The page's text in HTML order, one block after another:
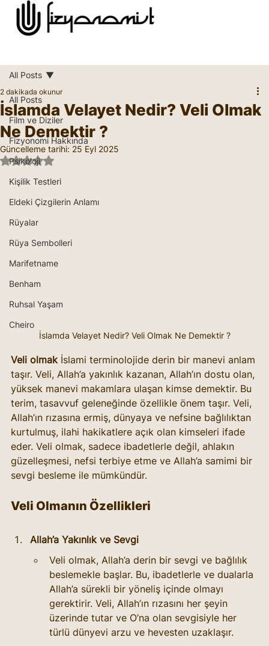
All Posts
Film ve Diziler
Fizyonomi Hakkında
Psikoloji
Kişilik Testleri
Eldeki Çizgilerin Anlamı
Rüyalar
Rüya Sembolleri
Marifetname
Benham
Ruhsal Yaşam
Cheiro
All Posts
İslamda Velayet Nedir? Veli Olmak
Ne Demektir ?
2 dakikada okunur
Güncelleme tarihi: 25 Eyl 2025
5 üzerinden NaN yıldız
İslamda Velayet Nedir? Veli Olmak Ne Demektir ?
Veli olmak İslami terminolojide derin bir manevi anlam
taşır. Veli, Allah’a yakınlık kazanan, Allah’ın dostu olan,
yüksek manevi makamlara ulaşan kimse demektir. Bu
terim, tasavvuf geleneğinde özellikle önem taşır. Veli,
Allah’ın rızasına ermiş, dünyaya ve nefsine bağlılıktan
kurtulmuş, ilahi hakikatlere açık olan kimseleri ifade
eder. Veli olmak, sadece ibadetlerle değil, ahlakın
güzelleşmesi, nefsi terbiye etme ve Allah’a samimi bir
sevgi besleme ile mümkündür.
Veli Olmanın Özellikleri
Allah’a Yakınlık ve Sevgi
Veli olmak, Allah’a derin bir sevgi ve bağlılık
beslemekle başlar. Bu, ibadetlerle ve dualarla
Allah’a sürekli bir yöneliş içinde olmayı
gerektirir. Veli, Allah’ın rızasını her şeyin
üzerinde tutar ve O’na olan sevgisiyle her
türlü dünyevi arzu ve hevesten uzaklaşır.